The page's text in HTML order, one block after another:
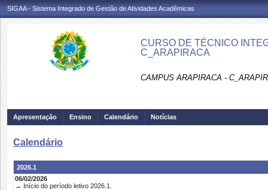
SIGAA - Sistema Integrado de Gestão de Atividades Acadêmicas
CURSO DE TÉCNICO
C_ARAPIRACA
CAMPUS ARAPIRACA -
Apresentação Ensino Calendário Notícias
Calendário
2026.1
06/02/2026
→ Início do período letivo 2026.1.